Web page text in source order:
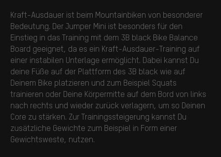
Kraft-Ausdauer ist beim Mountainbiken von besonderer
Bedeutung. Der Jumper Mini ist besonders für den
Einstieg in das Training mit dem 3B black Bike Balance
Board geeignet, da es ein Kraft-Ausdauer-Training auf
einer instabilen Unterlage ermöglicht. Dabei kannst Du
deine Füße auf der Plattform des 3B black wie auf
Deinem Bike platzieren und zum Beispiel Squats
trainieren oder Deine Körpermitte auf dem Bord von links
nach rechts und wieder zurück verlagern, um so Deinen
Core zu stärken. Zur Trainingssteigerung kannst Du
zusätzliche Gewichte zum Beispiel in Form einer
Gewichtsweste, nutzen.